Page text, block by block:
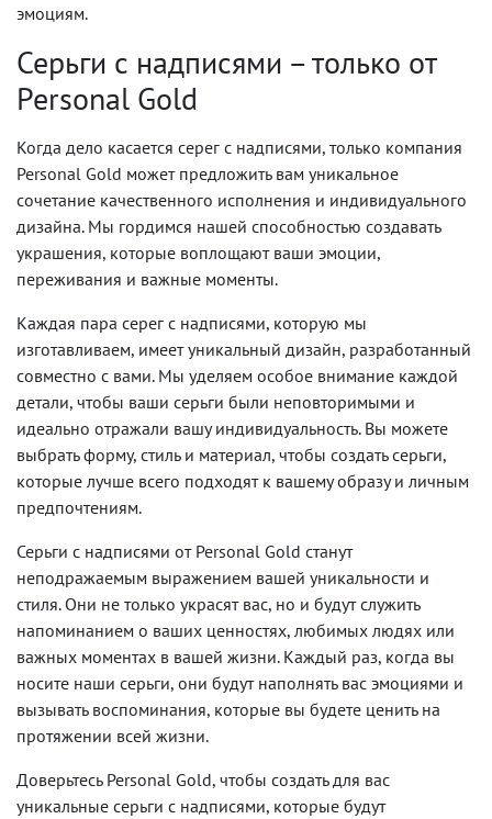
эмоциям.
Серьги с надписями – только от
Personal Gold
Когда дело касается серег с надписями, только компания
Personal Gold может предложить вам уникальное
сочетание качественного исполнения и индивидуального
дизайна. Мы гордимся нашей способностью создавать
украшения, которые воплощают ваши эмоции,
переживания и важные моменты.
Каждая пара серег с надписями, которую мы
изготавливаем, имеет уникальный дизайн, разработанный
совместно с вами. Мы уделяем особое внимание каждой
детали, чтобы ваши серьги были неповторимыми и
идеально отражали вашу индивидуальность. Вы можете
выбрать форму, стиль и материал, чтобы создать серьги,
которые лучше всего подходят к вашему образу и личным
предпочтениям.
Серьги с надписями от Personal Gold станут
неподражаемым выражением вашей уникальности и
стиля. Они не только украсят вас, но и будут служить
напоминанием о ваших ценностях, любимых людях или
важных моментах в вашей жизни. Каждый раз, когда вы
носите наши серьги, они будут наполнять вас эмоциями и
вызывать воспоминания, которые вы будете ценить на
протяжении всей жизни.
Доверьтесь Personal Gold, чтобы создать для вас
уникальные серьги с надписями, которые будут